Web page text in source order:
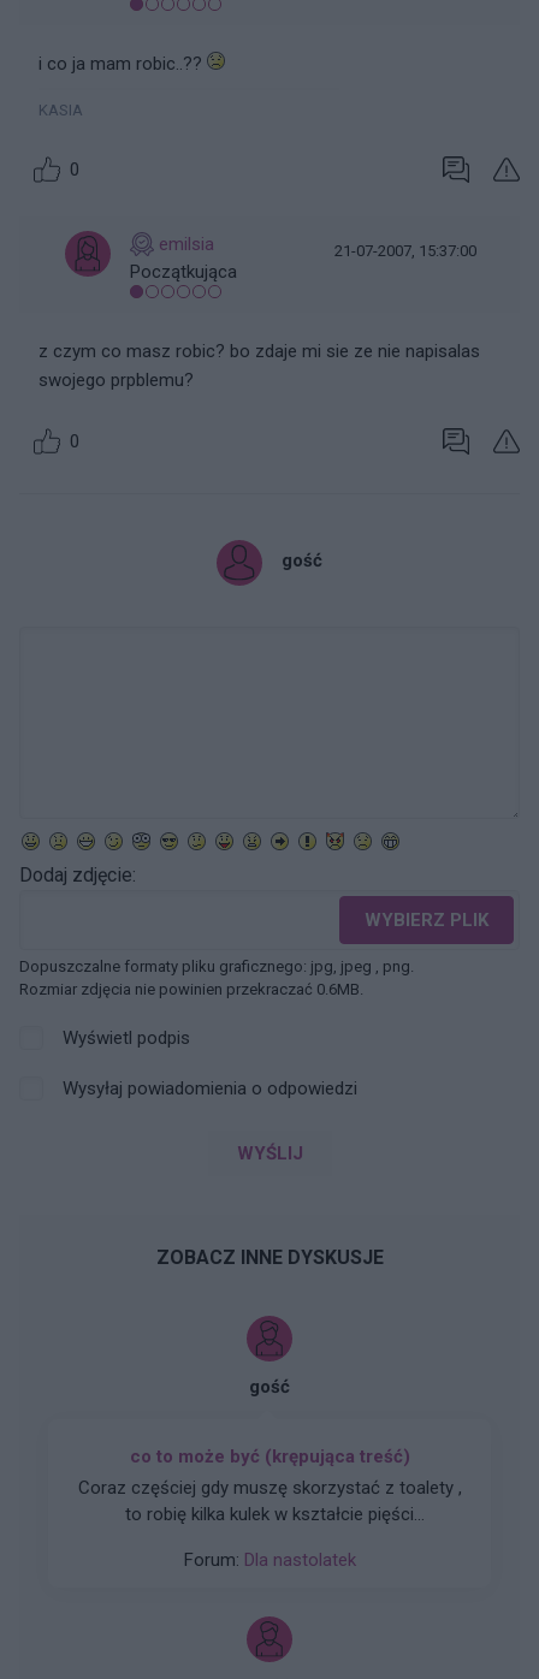
i co ja mam robic..??
KASIA
0
emilsia
Początkująca
21-07-2007, 15:37:00
z czym co masz robic? bo zdaje mi sie ze nie napisalas
swojego prpblemu?
0
gość
Dodaj zdjęcie:
WYBIERZ PLIK
Dopuszczalne formaty pliku graficznego: jpg, jpeg , png.
Rozmiar zdjęcia nie powinien przekraczać 0.6MB.
Wyświetl podpis
Wysyłaj powiadomienia o odpowiedzi
WYŚLIJ
ZOBACZ INNE DYSKUSJE
gość
co to może być (krępująca treść)
Coraz częściej gdy muszę skorzystać z toalety ,
to robię kilka kulek w kształcie pięści
do odbytu. Ból jest dosyć intensywny, kąpiel lub
około 2 miesięcy. Co w takiej sytuacji może
pomóc. ?
Forum: Dla nastolatek